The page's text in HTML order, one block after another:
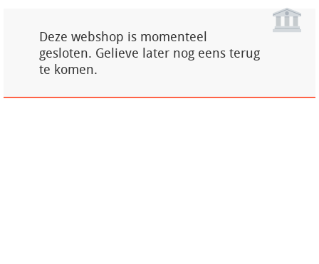
Deze webshop is momenteel
gesloten. Gelieve later nog eens terug
te komen.